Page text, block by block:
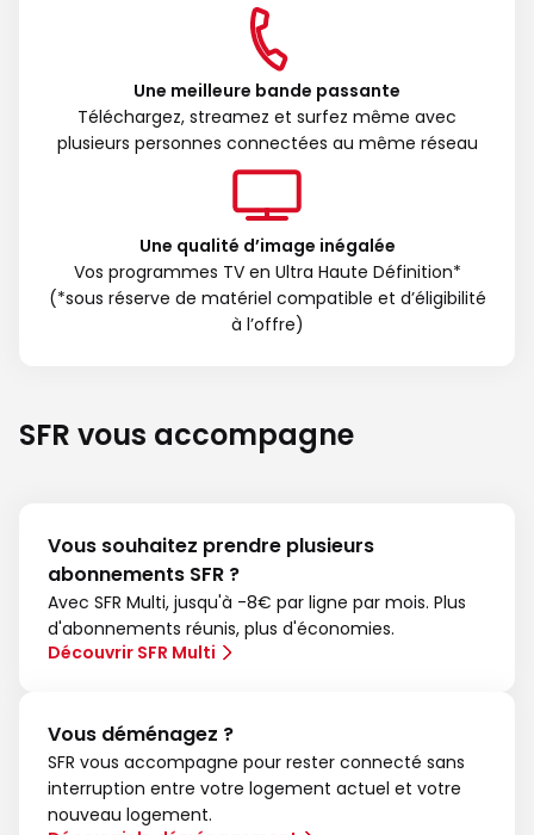
Une meilleure bande passante
Téléchargez, streamez et surfez même avec
plusieurs personnes connectées au même réseau
Une qualité d’image inégalée
Vos programmes TV en Ultra Haute Définition*
(*sous réserve de matériel compatible et d’éligibilité
à l’offre)
SFR vous accompagne
Vous souhaitez prendre plusieurs
abonnements SFR ?
Avec SFR Multi, jusqu'à -8€ par ligne par mois. Plus
d'abonnements réunis, plus d'économies.
Découvrir SFR Multi
Vous déménagez ?
SFR vous accompagne pour rester connecté sans
interruption entre votre logement actuel et votre
nouveau logement.